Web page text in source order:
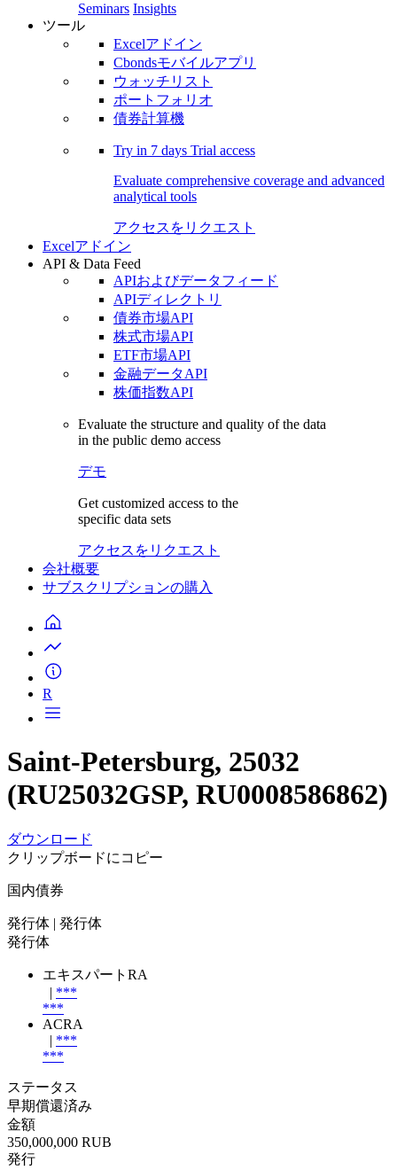
Seminars Insights
ツール
Excelアドイン
Cbondsモバイルアプリ
ウォッチリスト
ポートフォリオ
債券計算機
Try in 7 days Trial access
Evaluate comprehensive coverage and advanced
analytical tools
アクセスをリクエスト
Excelアドイン
API & Data Feed
APIおよびデータフィード
APIディレクトリ
債券市場API
株式市場API
ETF市場API
金融データAPI
株価指数API
Evaluate the structure and quality of the data
in the public demo access
デモ
Get customized access to the
specific data sets
アクセスをリクエスト
会社概要
サブスクリプションの購入
R
Saint-Petersburg, 25032
(RU25032GSP, RU0008586862)
ダウンロード
クリップボードにコピー
国内債券
発行体 | 発行体
発行体
エキスパートRA
| ***
***
ACRA
| ***
***
ステータス
早期償還済み
金額
350,000,000 RUB
発行